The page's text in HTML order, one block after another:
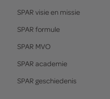
SPAR visie en missie
SPAR formule
SPAR MVO
SPAR academie
SPAR geschiedenis